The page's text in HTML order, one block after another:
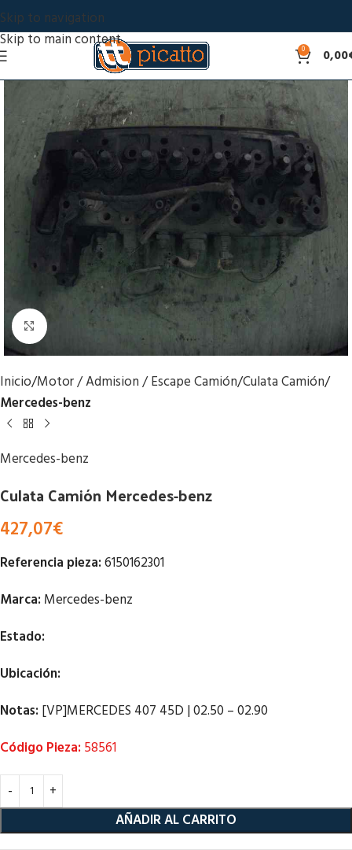
Skip to navigation
Skip to main content
0 0,00
Click to enlarge
Inicio Motor / Admision / Escape Camión Culata Camión
Mercedes-benz
Mercedes-benz
Culata Camión Mercedes-benz
427,07€
Referencia pieza:6150162301
Marca: Mercedes-benz
Estado:
Ubicación:
Notas: [VP]MERCEDES 407 45D | 02.50 – 02.90
Código Pieza: 58561
AÑADIR AL CARRITO